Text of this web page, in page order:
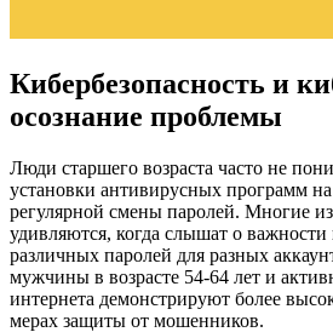
Кибербезопасность и
осознание проблемы
Люди старшего возраста часто не
установки антивирусных программ
регулярной смены паролей. Многие
удивляются, когда слышат о важности
различных паролей для разных
мужчины в возрасте 54-64 лет и
интернета демонстрируют более
мерах защиты от мошенников.